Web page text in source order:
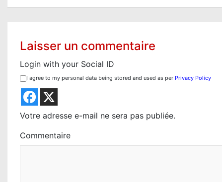
i
Laisser un commentaire
Login with your Social ID
I agree to my personal data being stored and used as per Privacy Policy
Votre adresse e-mail ne sera pas publiée.
Commentaire